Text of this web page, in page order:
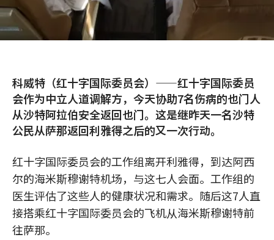
科威特（红十字国际委员会）——红十字国际委员
会作为中立人道调解方，今天协助7名伤病的也门人
从沙特阿拉伯安全返回也门。这是继昨天一名沙特
公民从萨那返回利雅得之后的又一次行动。
红十字国际委员会的工作组离开利雅得，到达阿西
尔的海米斯穆谢特机场，与这七人会面。工作组的
医生评估了这些人的健康状况和需求。随后这7人直
接搭乘红十字国际委员会的飞机从海米斯穆谢特前
往萨那。